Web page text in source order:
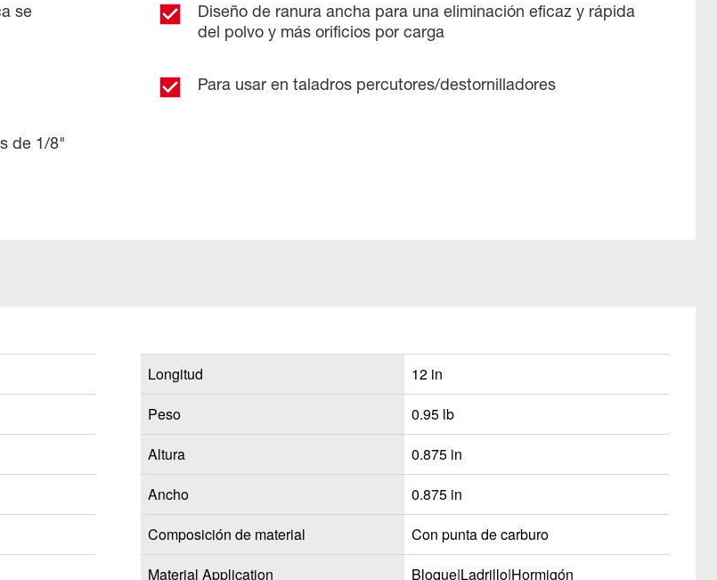
se
Diseño de ranura ancha para una eliminación eficaz y rápida
del polvo y más orificios por carga
Para usar en taladros percutores/destornilladores
de 1/8"
Longitud
12 in
Peso
0.95 lb
Altura
0.875 in
Ancho
0.875 in
Composición de material
Con punta de carburo
Material Application
Bloque|Ladrillo|Hormigón